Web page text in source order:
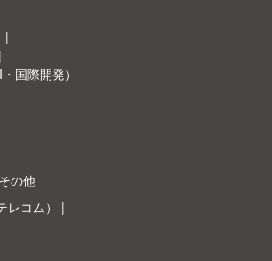
国際開発）
の他
コム）